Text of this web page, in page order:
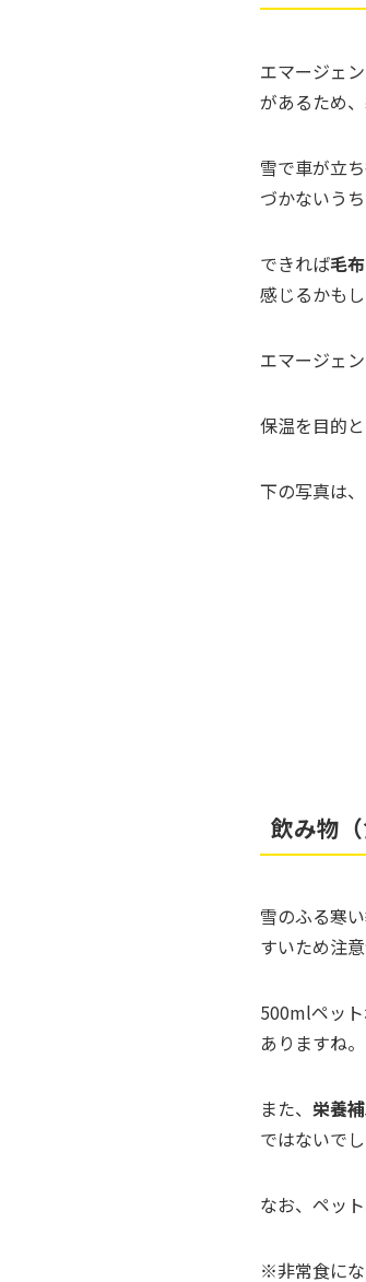
エマージェ
があるため
雪で車が立
づかないう
できれば毛布
感じるかも
エマージェ
保温を目的
下の写真は
飲み物
雪のふる寒
すいため注意
500mlペッ
ありますね。
また、 栄養
ではないでし
なお、ペッ
※非常食にな